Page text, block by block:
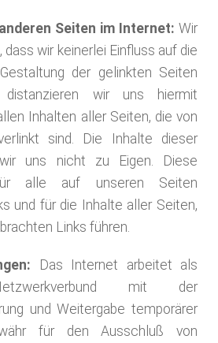
Seiten im Internet: Wir
wir keinerlei Einfluss auf die
der gelinkten Seiten
distanzieren wir uns hiermit
Inhalten aller Seiten, die von
sind. Die Inhalte dieser
uns nicht zu Eigen. Diese
alle auf unseren Seiten
und für die Inhalte aller Seiten,
Links führen.
Das Internet arbeitet als
mit der
und Weitergabe temporärer
für den Ausschluß von